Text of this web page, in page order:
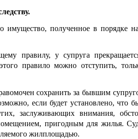
имущество, полученное в порядке
правилу, у супруга
правило можно отступить,
сохранить за бывшим
если будет установлено, что
заслуживающих внимания,
пригодным для жилья.
жилплощадью.